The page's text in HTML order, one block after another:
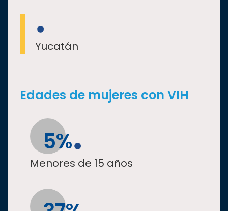
Yucatán
Edades de mujeres con VIH
5%
Menores de 15 años